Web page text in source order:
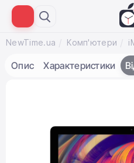
NewTime.ua Комп'ютери
Опис Характеристики